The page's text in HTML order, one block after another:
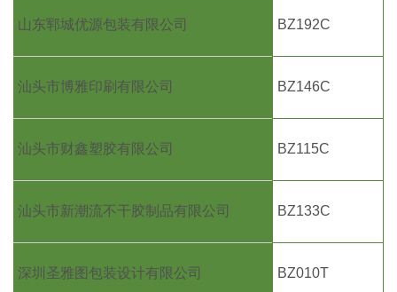
山东郓城优源包装有限公司 BZ192C
汕头市博雅印刷有限公司 BZ146C
汕头市财鑫塑胶有限公司 BZ115C
汕头市新潮流不干胶制品有限公司 BZ133C
深圳圣雅图包装设计有限公司 BZ010T